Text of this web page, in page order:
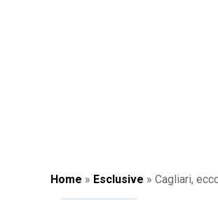
Home » Esclusive » Cagliari,